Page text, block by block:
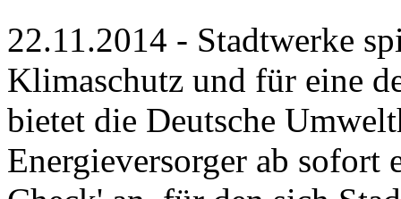
22.11.2014 - Stadtwerke
Klimaschutz und für eine
bietet die Deutsche
Energieversorger ab sofort